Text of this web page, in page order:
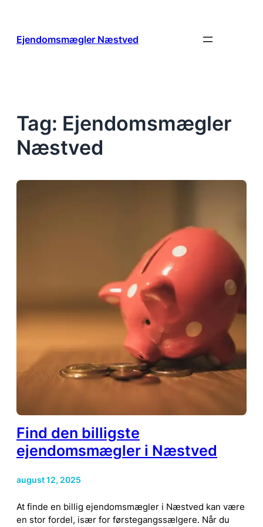
indhold
Ejendomsmægler Næstved
Tag: Ejendomsmægler
Næstved
Find den billigste
ejendomsmægler i Næstved
august 12, 2025
At finde en billig ejendomsmægler i Næstved kan være
en stor fordel, især for førstegangssælgere. Når du